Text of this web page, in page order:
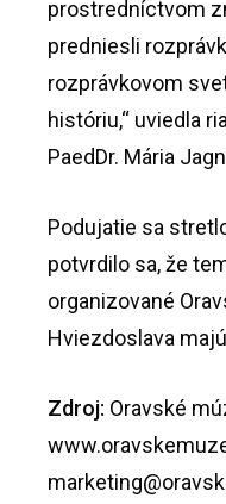
prostredníctvom
predniesli
rozprávkovom
históriu,“ uviedla
PaedDr. Mária
Podujatie sa
potvrdilo sa, že
organizované
Hviezdoslava
Zdroj: Oravské